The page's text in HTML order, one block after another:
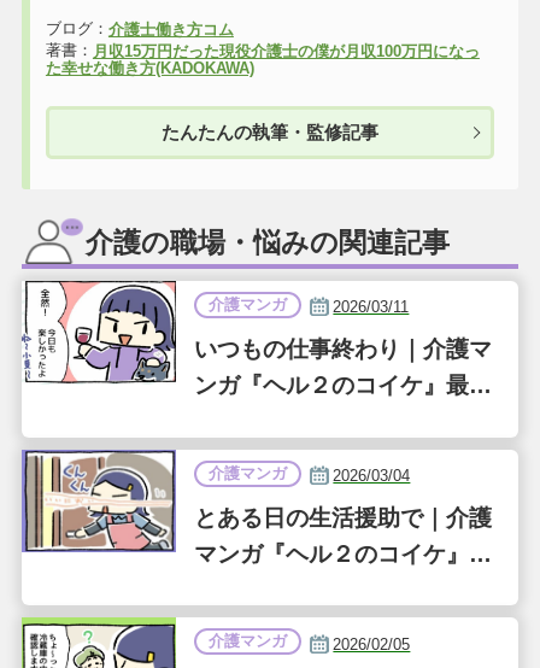
ブログ： 介護士働き方コム
著書： 月収15万円だった現役介護士の僕が月収100万円になっ
た幸せな働き方(KADOKAWA)
たんたんの執筆・監修記事
介護の職場・悩みの関連記事
介護マンガ 2026/03/11
いつもの仕事終わり｜介護マ
ンガ『ヘル２のコイケ』最終
介護マンガ 2026/03/04
とある日の生活援助で｜介護
マンガ『ヘル２のコイケ』第
介護マンガ 2026/02/05